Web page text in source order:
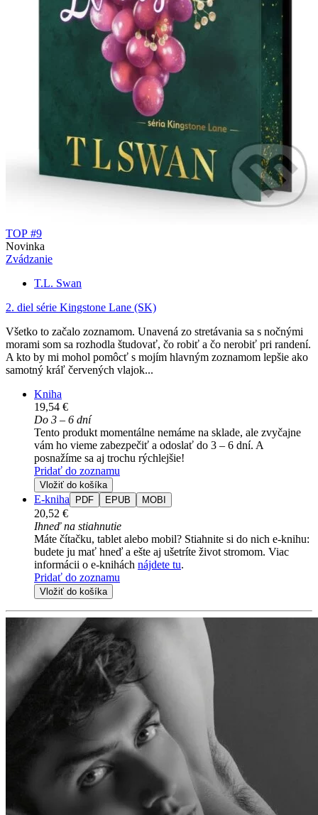
TOP #9
Novinka
Zvádzanie
T.L. Swan
2. diel série Kingstone Lane (SK)
Všetko to začalo zoznamom. Unavená zo stretávania sa s nočnými
morami som sa rozhodla študovať, čo robiť a čo nerobiť pri randení.
A kto by mi mohol pomôcť s mojím hlavným zoznamom lepšie ako
samotný kráľ červených vlajok...
Kniha
19,54 €
Do 3 – 6 dní
Tento produkt momentálne nemáme na sklade, ale zvyčajne
vám ho vieme zabezpečiť a odoslať do 3 – 6 dní. A
posnažíme sa aj trochu rýchlejšie!
Pridať do zoznamu
Vložiť do košíka
E-kniha PDF EPUB MOBI
20,52 €
Ihneď na stiahnutie
Máte čítačku, tablet alebo mobil? Stiahnite si do nich e-knihu:
budete ju mať hneď a ešte aj ušetríte život stromom. Viac
informácii o e-knihách nájdete tu.
Pridať do zoznamu
Vložiť do košíka